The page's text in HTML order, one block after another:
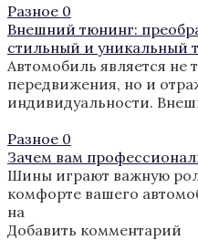
Разное 0
Внешний тюнинг:
стильный и уникальный
Автомобиль является не
передвижения, но и
индивидуальности.
Разное 0
Зачем вам
Шины играют важную
комфорте вашего
на
Добавить комментарий